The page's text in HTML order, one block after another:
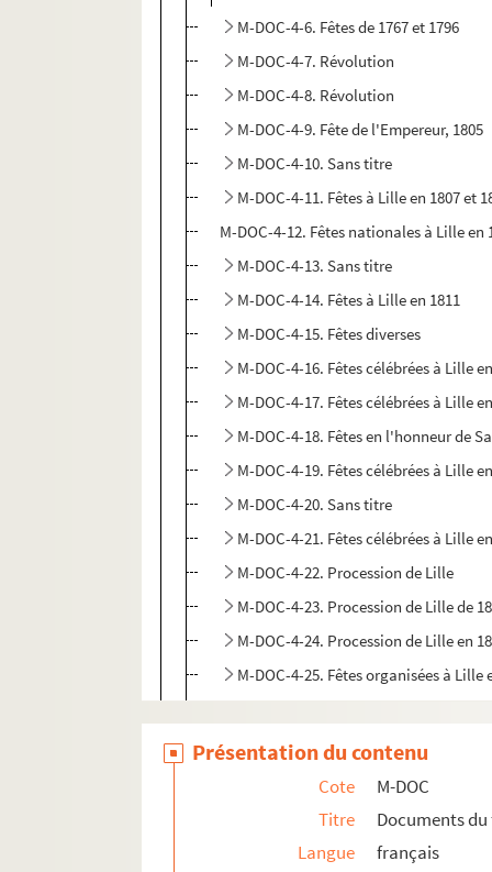
M-DOC-4-6. Fêtes de 1767 et 1796
M-DOC-4-7. Révolution
M-DOC-4-8. Révolution
M-DOC-4-9. Fête de l'Empereur, 1805
M-DOC-4-10. Sans titre
M-DOC-4-11. Fêtes à Lille en 1807 et
M-DOC-4-12. Fêtes nationales à Lille en
M-DOC-4-13. Sans titre
M-DOC-4-14. Fêtes à Lille en 1811
M-DOC-4-15. Fêtes diverses
M-DOC-4-16. Fêtes célébrées à Lille
M-DOC-4-17. Fêtes célébrées à Lille
M-DOC-4-18. Fêtes en l'honneur de
M-DOC-4-19. Fêtes célébrées à Lille
M-DOC-4-20. Sans titre
M-DOC-4-21. Fêtes célébrées à Lille
M-DOC-4-22. Procession de Lille
M-DOC-4-23. Procession de Lille de
M-DOC-4-24. Procession de Lille en
M-DOC-4-25. Fêtes organisées à Lille
M-DOC-4-27. Fêtes organisées à Lille
M-DOC-4-28. Fêtes à Lille en 1838
M-DOC-4-29. Fêtes à Lille en 1837
M-DOC-4-30. Sans titre
Présentation du contenu
Cote
M-DOC
Titre
Documents
Langue
français